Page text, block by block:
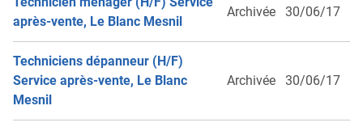
après-vente, Le Blanc Mesnil
Archivée 30/06/17
Techniciens dépanneur (H/F)
Service après-vente, Le Blanc
Mesnil
Archivée 30/06/17